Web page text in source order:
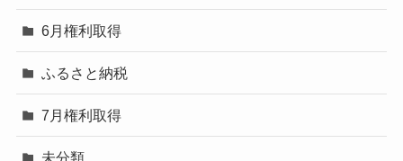
6月権利取得
ふるさと納税
7月権利取得